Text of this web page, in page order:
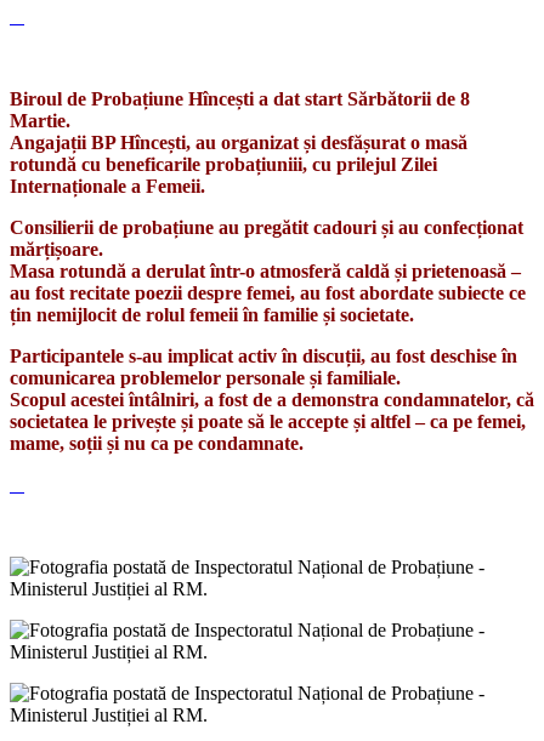
Biroul de Probațiune Hîncești a dat start Sărbătorii de 8
Martie.
Angajații BP Hîncești, au organizat și desfășurat o masă
rotundă cu beneficarile probațiuniii, cu prilejul Zilei
Internaționale a Femeii.
Consilierii de probațiune au pregătit cadouri și au confecționat
mărțișoare.
Masa rotundă a derulat într-o atmosferă caldă și prietenoasă –
au fost recitate poezii despre femei, au fost abordate subiecte ce
țin nemijlocit de rolul femeii în familie și societate.
Participantele s-au implicat activ în discuții, au fost deschise în
comunicarea problemelor personale și familiale.
Scopul acestei întâlniri, a fost de a demonstra condamnatelor, că
societatea le privește și poate să le accepte și altfel – ca pe femei,
mame, soții și nu ca pe condamnate.